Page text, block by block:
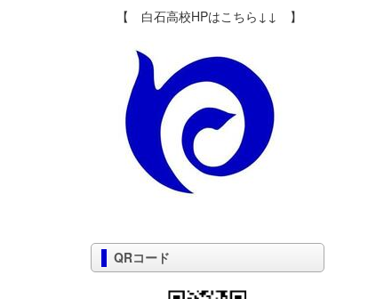
【 白石高校HPはこちら↓↓ 】
QRコード